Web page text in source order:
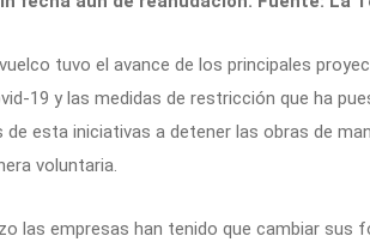
tuvo el avance de los principales
19 y las medidas de restricción que ha
de esta iniciativas a detener las obras de
voluntaria.
las empresas han tenido que cambiar sus